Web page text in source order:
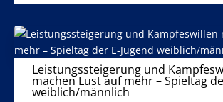
Leistungssteigerung und
machen Lust auf mehr – Spieltag
weiblich/männlich